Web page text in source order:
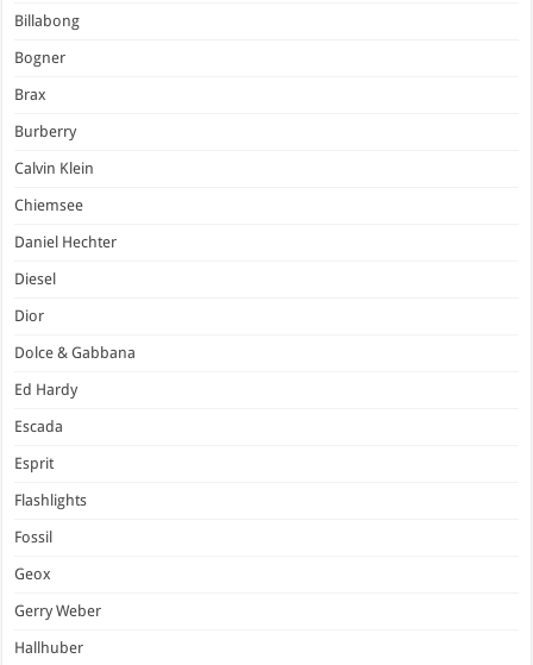
Billabong
Bogner
Brax
Burberry
Calvin Klein
Chiemsee
Daniel Hechter
Diesel
Dior
Dolce & Gabbana
Ed Hardy
Escada
Esprit
Flashlights
Fossil
Geox
Gerry Weber
Hallhuber